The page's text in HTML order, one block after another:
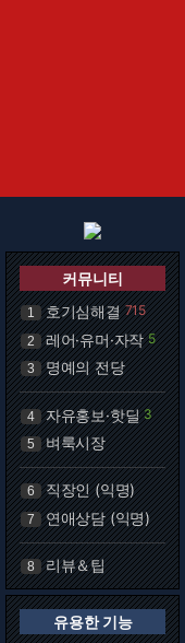
커뮤니티
1 호기심해결 715
2 레어·유머·자작 5
3 명예의 전당
4 자유홍보·핫딜 3
5 벼룩시장
6 직장인 (익명)
7 연애상담 (익명)
8 리뷰＆팁
유용한 기능